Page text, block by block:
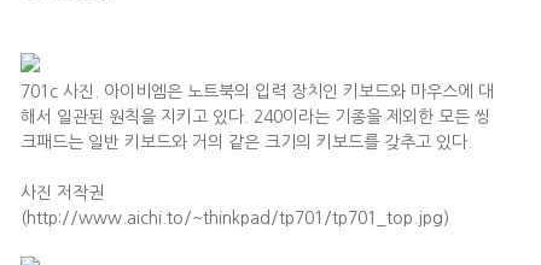
701c 사진. 아이비엠은 노트북의 입력 장치인 키보드와 마우스에 대
해서 일관된 원칙을 지키고 있다. 240이라는 기종을 제외한 모든 씽
크패드는 일반 키보드와 거의 같은 크기의 키보드를 갖추고 있다.
사진 저작권
(http://www.aichi.to/~thinkpad/tp701/tp701_top.jpg)